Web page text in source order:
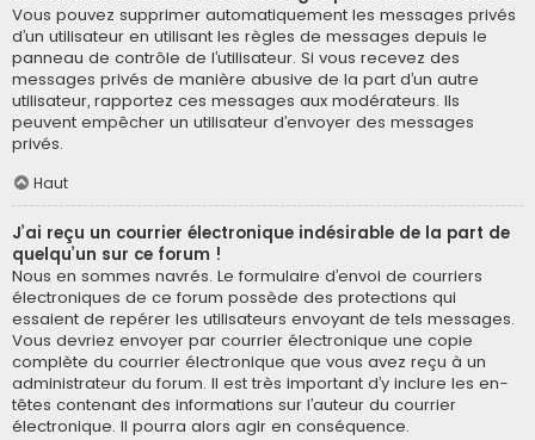
Vous pouvez supprimer automatiquement les messages privés
d’un utilisateur en utilisant les règles de messages depuis le
panneau de contrôle de l’utilisateur. Si vous recevez des
messages privés de manière abusive de la part d’un autre
utilisateur, rapportez ces messages aux modérateurs. Ils
peuvent empêcher un utilisateur d’envoyer des messages
privés.
Haut
J’ai reçu un courrier électronique indésirable de la part de
quelqu’un sur ce forum !
Nous en sommes navrés. Le formulaire d’envoi de courriers
électroniques de ce forum possède des protections qui
essaient de repérer les utilisateurs envoyant de tels messages.
Vous devriez envoyer par courrier électronique une copie
complète du courrier électronique que vous avez reçu à un
administrateur du forum. Il est très important d’y inclure les en-
têtes contenant des informations sur l’auteur du courrier
électronique. Il pourra alors agir en conséquence.